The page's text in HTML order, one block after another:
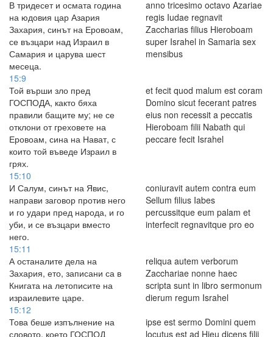
В тридесет и осмата година
на юдовия цар Азария
Захария, синът на Еровоам,
се възцари над Израил в
Самария и царува шест
месеца.
anno tricesimo octavo Azariae
regis Iudae regnavit
Zaccharias filius Hieroboam
super Israhel in Samaria sex
mensibus
15:9
Той върши зло пред
ГОСПОДА, както бяха
правили бащите му; не се
отклони от греховете на
Еровоам, сина на Нават, с
които той въведе Израил в
грях.
et fecit quod malum est coram
Domino sicut fecerant patres
eius non recessit a peccatis
Hieroboam filii Nabath qui
peccare fecit Israhel
15:10
И Салум, синът на Явис,
направи заговор против него
и го удари пред народа, и го
уби, и се възцари вместо
него.
coniuravit autem contra eum
Sellum filius Iabes
percussitque eum palam et
interfecit regnavitque pro eo
15:11
А останалите дела на
Захария, ето, записани са в
Книгата на летописите на
израилевите царе.
reliqua autem verborum
Zacchariae nonne haec
scripta sunt in libro sermonum
dierum regum Israhel
15:12
Това беше изпълнение на
словото, което ГОСПОД
ipse est sermo Domini quem
locutus est ad Hieu dicens filii